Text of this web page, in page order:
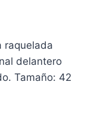
raquelada
delantero
Tamaño: 42